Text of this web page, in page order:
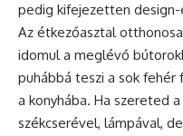
pedig kifejezetten
Az étkezőasztal
idomul a meglévő
puhábbá teszi a sok
a konyhába. Ha szereted
székcserével, lámpával,